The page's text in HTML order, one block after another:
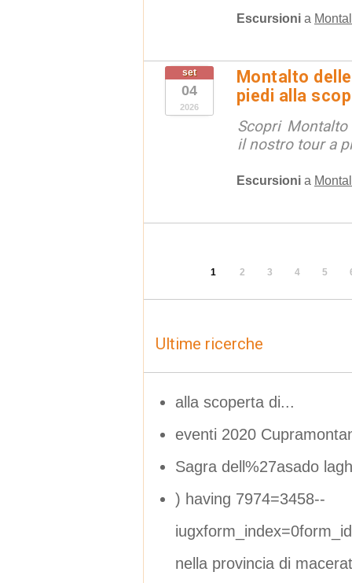
Escursioni a
set
04
2026
Montalto
piedi alla
Scopri
il nostro tour a
Escursioni a
1 2 3 4 5
Ultime ricerche
alla scoperta di...
eventi 2020
Sagra dell%27asado
) having 7974=3458--
nella provincia di